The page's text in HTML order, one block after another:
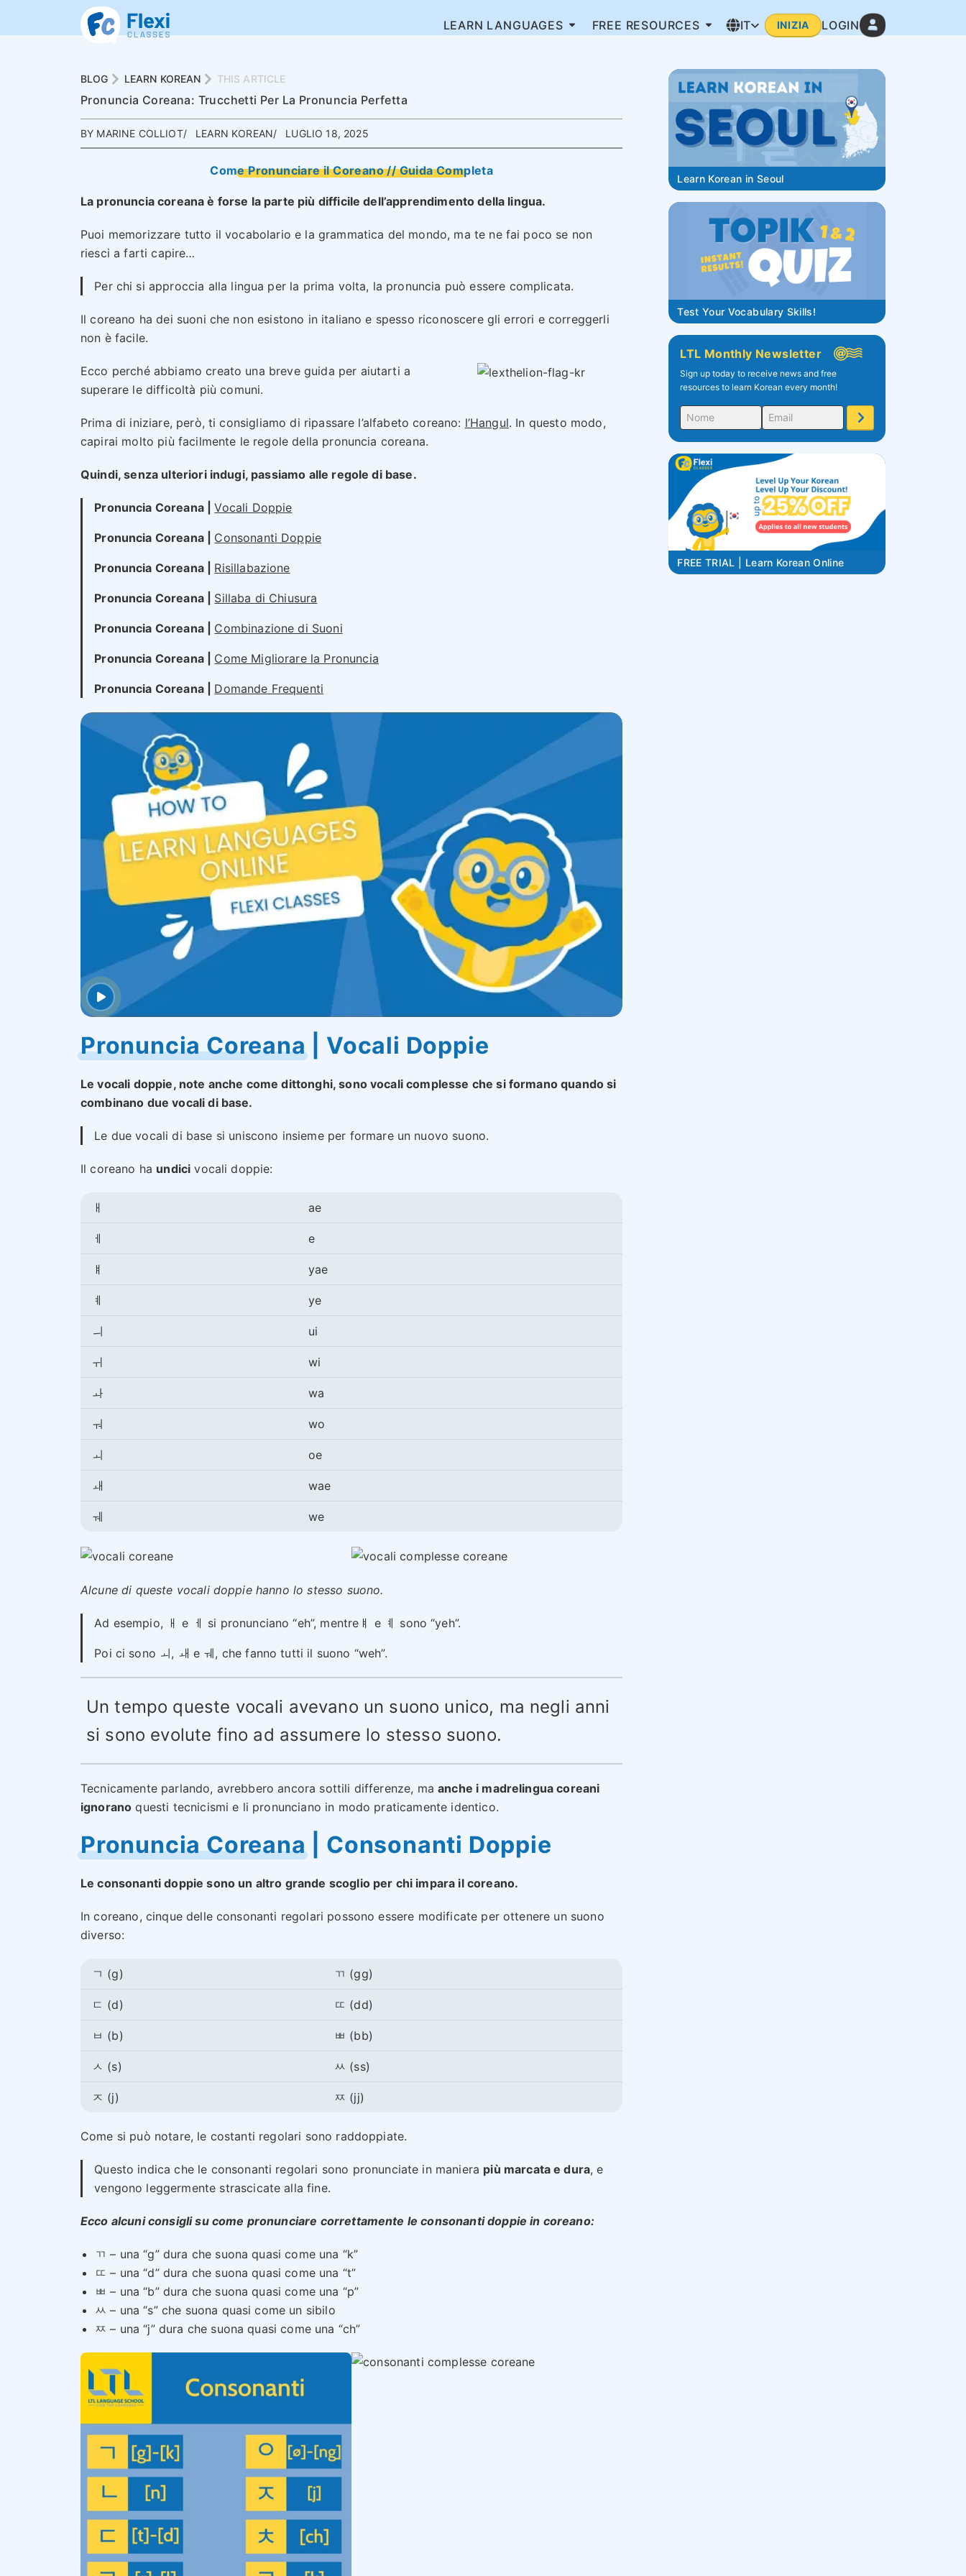
LEARN LANGUAGES FREE RESOURCES IT INIZIA LOGIN
BLOG LEARN KOREAN THIS ARTICLE
Pronuncia Coreana: Trucchetti Per La Pronuncia Perfetta
BY MARINE COLLIOT LEARN KOREAN LUGLIO 18, 2025
Come Pronunciare il Coreano // Guida Completa
La pronuncia coreana è forse la parte più difficile dell’apprendimento della lingua.
Puoi memorizzare tutto il vocabolario e la grammatica del mondo, ma te ne fai poco se non
riesci a farti capire…
Per chi si approccia alla lingua per la prima volta, la pronuncia può essere complicata.
Il coreano ha dei suoni che non esistono in italiano e spesso riconoscere gli errori e correggerli
non è facile.
Ecco perché abbiamo creato una breve guida per aiutarti a
superare le difficoltà più comuni.
Prima di iniziare, però, ti consigliamo di ripassare l’alfabeto coreano: l’Hangul. In questo modo,
capirai molto più facilmente le regole della pronuncia coreana.
Quindi, senza ulteriori indugi, passiamo alle regole di base.
Pronuncia Coreana |Vocali Doppie
Pronuncia Coreana | Consonanti Doppie
Pronuncia Coreana | Risillabazione
Pronuncia Coreana | Sillaba di Chiusura
Pronuncia Coreana | Combinazione di Suoni
Pronuncia Coreana | Come Migliorare la Pronuncia
Pronuncia Coreana | Domande Frequenti
Pronuncia Coreana | Vocali Doppie
Le vocali doppie, note anche come dittonghi, sono vocali complesse che si formano quando si
combinano due vocali di base.
Le due vocali di base si uniscono insieme per formare un nuovo suono.
Il coreano ha undici vocali doppie:
ㅐ ae
ㅔ e
ㅒ yae
ㅖ ye
ㅢ ui
ㅟ wi
ㅘ wa
ㅝ wo
ㅚ oe
ㅙ wae
ㅞ we
Alcune di queste vocali doppie hanno lo stesso suono.
Ad esempio, ㅐ e ㅔ si pronunciano “eh”, mentreㅒ e ㅖ sono “yeh”.
Poi ci sono ㅚ, ㅙ e ㅞ, che fanno tutti il suono “weh”.
Un tempo queste vocali avevano un suono unico, ma negli anni
si sono evolute fino ad assumere lo stesso suono.
Tecnicamente parlando, avrebbero ancora sottili differenze, maanche i madrelingua coreani
ignorano questi tecnicismi e li pronunciano in modo praticamente identico.
Pronuncia Coreana | Consonanti Doppie
Le consonanti doppie sono un altro grande scoglio per chi impara il coreano.
In coreano, cinque delle consonanti regolari possono essere modificate per ottenere un suono
diverso:
ㄱ (g) ㄲ (gg)
ㄷ (d) ㄸ (dd)
ㅂ (b) ㅃ (bb)
ㅅ (s) ㅆ (ss)
ㅈ (j) ㅉ (jj)
Come si può notare, le costanti regolari sono raddoppiate.
Questo indica che le consonanti regolari sono pronunciate in maniera più marcata e dura, e
vengono leggermente strascicate alla fine.
Ecco alcuni consigli su come pronunciare correttamente le consonanti doppie in coreano:
ㄲ – una “g” dura che suona quasi come una “k”
ㄸ – una “d” dura che suona quasi come una “t”
ㅃ – una “b” dura che suona quasi come una “p”
ㅆ – una “s” che suona quasi come un sibilo
ㅉ – una “j” dura che suona quasi come una “ch”
Learn Korean in Seoul
Test Your Vocabulary Skills!
LTL Monthly Newsletter
Sign up today to receive news and free
resources to learn Korean every month!
FREE TRIAL | Learn Korean Online